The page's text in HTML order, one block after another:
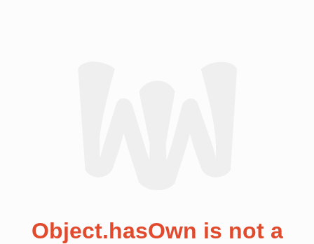
Object.hasOwn is not a